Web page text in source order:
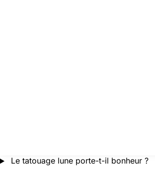
Le tatouage lune porte-t-il bonheur ?